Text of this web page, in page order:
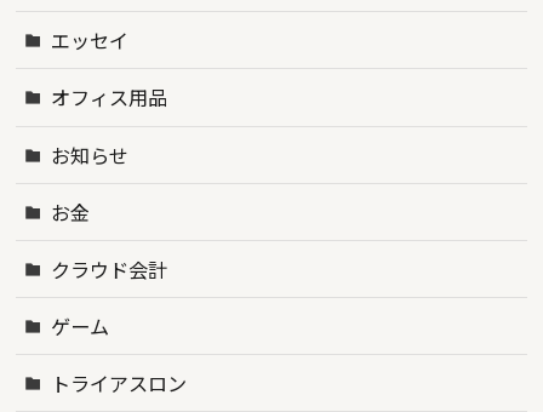
エッセイ
オフィス用品
お知らせ
お金
クラウド会計
ゲーム
トライアスロン